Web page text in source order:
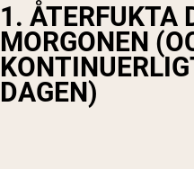
1. ÅTERFUKTA
MORGONEN
DAGEN)